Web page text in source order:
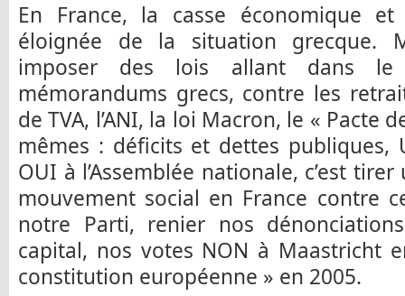
En France, la casse économique
éloignée de la situation grecque.
imposer des lois allant dans
mémorandums grecs, contre les
de TVA, l’ANI, la loi Macron, le « Pacte
mêmes : déficits et dettes publiques,
OUI à l’Assemblée nationale, c’est
mouvement social en France contre
notre Parti, renier nos
capital, nos votes NON à Maastricht
constitution européenne » en 2005.